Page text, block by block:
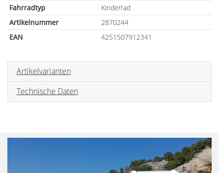
Fahrradtyp
Kinderrad
Artikelnummer
2870244
EAN
4251507912341
Artikelvarianten
Technische Daten